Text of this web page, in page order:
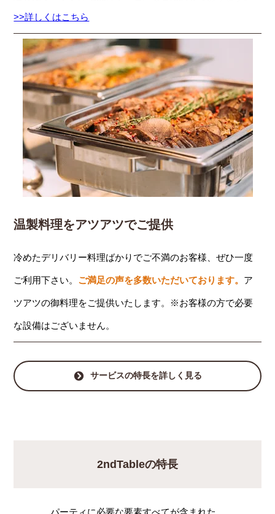
>>詳しくはこちら
温製料理をアツアツでご提供
冷めたデリバリー料理ばかりでご不満のお客様、ぜひ一度
ご利用下さい。 ご満足の声を多数いただいております。 ア
ツアツの御料理をご提供いたします。※お客様の方で必要
な設備はございません。
サービスの特長を詳しく見る
2ndTableの特長
パーティに必要な要素すべてが含まれた、